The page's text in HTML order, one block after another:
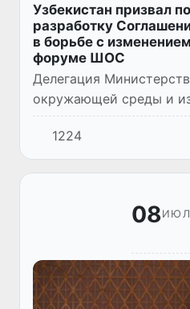
Узбекистан призвал
разработку
в борьбе с
форуме ШОС
Делегация
окружающей среды и
главе с министром
приняла участие в
«зеленому» развитию,
1224
08